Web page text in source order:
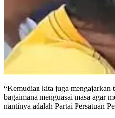
“Kemudian kita juga mengajarkan
bagaimana menguasai masa agar
nantinya adalah Partai Persatuan